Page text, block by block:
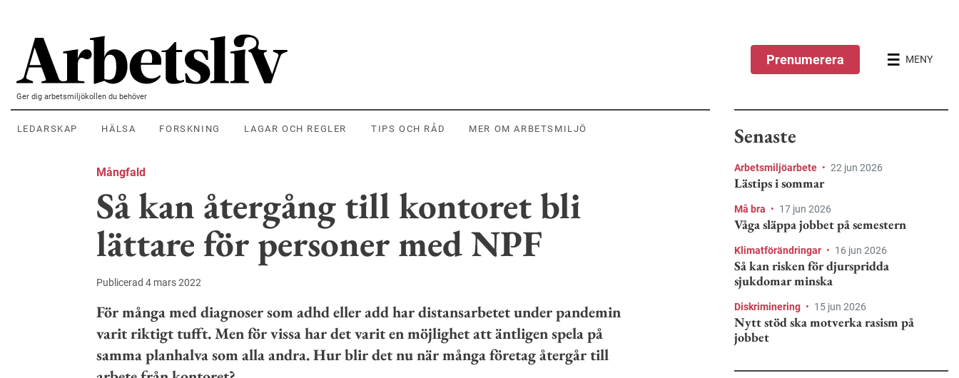
Ger dig arbetsmiljökollen du behöver
LEDARSKAP HÄLSA FORSKNING LAGAR OCH REGLER TIPS OCH RÅD MER OM ARBETSMILJÖ
Prenumerera MENY
Mångfald
Så kan återgång till kontoret bli
lättare för personer med NPF
Publicerad 4 mars 2022
För många med diagnoser som adhd eller add har distansarbetet under pandemin
varit riktigt tufft. Men för vissa har det varit en möjlighet att äntligen spela på
samma planhalva som alla andra. Hur blir det nu när många företag återgår till
Senaste
Arbetsmiljöarbete • 22 jun 2026
Lästips i sommar
Må bra • 17 jun 2026
Våga släppa jobbet på semestern
Klimatförändringar • 16 jun 2026
Så kan risken för djurspridda
sjukdomar minska
Diskriminering • 15 jun 2026
Nytt stöd ska motverka rasism på
jobbet